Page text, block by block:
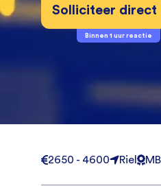
Solliciteer direct
Binnen 1 uur reactie
2650 - 4600 Riel